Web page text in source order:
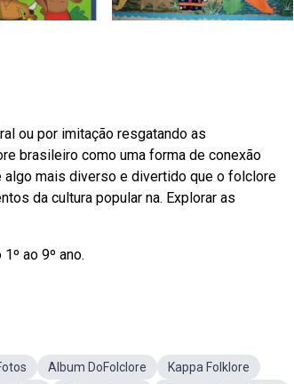
ou por imitação resgatando as
brasileiro como uma forma de conexão
mais diverso e divertido que o folclore
da cultura popular na. Explorar as
ao 9º ano.
Album DoFolclore
Kappa Folklore